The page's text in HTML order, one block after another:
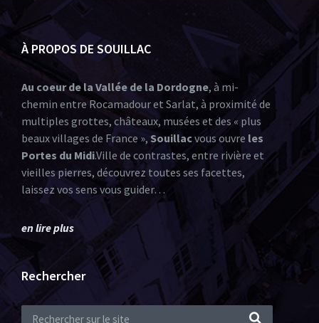
À PROPOS DE SOUILLAC
Au coeur de la Vallée de la Dordogne, à mi-
chemin entre Rocamadour et Sarlat, à proximité de
multiples grottes, châteaux, musées et des « plus
beaux villages de France », Souillacvous ouvre les
Portes du Midi.Ville de contrastes, entre rivière et
vieilles pierres, découvrez toutes ses facettes,
laissez vos sens vous guider…
en lire plus
Rechercher